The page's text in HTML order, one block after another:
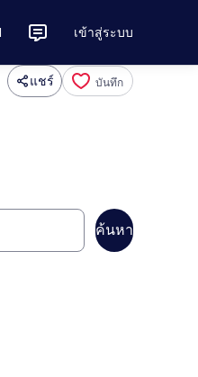
เข้าสู่ระบบ
แชร์ บันทึก
ค้นหา